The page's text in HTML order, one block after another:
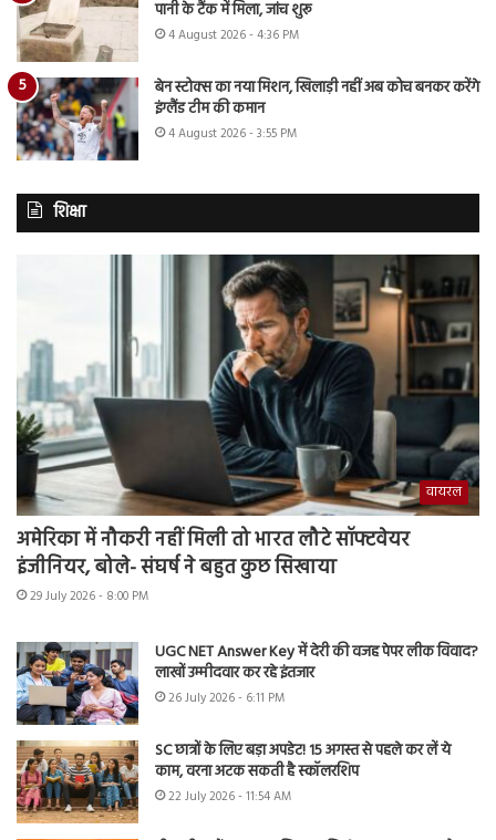
पानी के टैंक में मिला, जांच शुरू
4 August 2026 - 4:36 PM
बेन स्टोक्स का नया मिशन, खिलाड़ी नहीं अब कोच बनकर करेंगे
इंग्लैंड टीम की कमान
4 August 2026 - 3:55 PM
शिक्षा
वायरल
अमेरिका में नौकरी नहीं मिली तो भारत लौटे सॉफ्टवेयर
इंजीनियर, बोले- संघर्ष ने बहुत कुछ सिखाया
29 July 2026 - 8:00 PM
UGC NET Answer Key में देरी की वजह पेपर लीक विवाद?
लाखों उम्मीदवार कर रहे इंतजार
26 July 2026 - 6:11 PM
SC छात्रों के लिए बड़ा अपडेट! 15 अगस्त से पहले कर लें ये
काम, वरना अटक सकती है स्कॉलरशिप
22 July 2026 - 11:54 AM